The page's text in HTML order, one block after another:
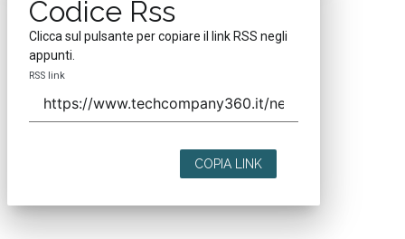
Codice Rss
Clicca sul pulsante per copiare il link RSS negli
appunti.
RSS link
COPIA LINK